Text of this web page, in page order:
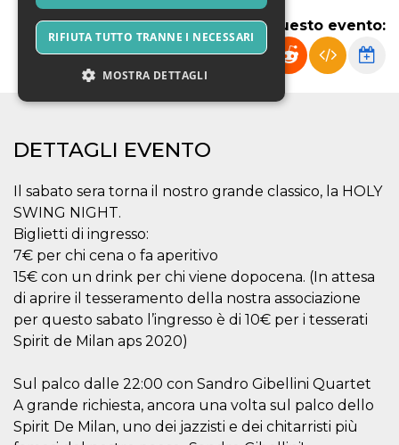
Condividi questo evento:
DETTAGLI EVENTO
Il sabato sera torna il nostro grande classico, la HOLY
SWING NIGHT.
Biglietti di ingresso:
7€ per chi cena o fa aperitivo
15€ con un drink per chi viene dopocena. (In attesa
di aprire il tesseramento della nostra associazione
per questo sabato l’ingresso è di 10€ per i tesserati
Spirit de Milan aps 2020)
Sul palco dalle 22:00 con Sandro Gibellini Quartet
A grande richiesta, ancora una volta sul palco dello
Spirit De Milan, uno dei jazzisti e dei chitarristi più
RIFIUTA TUTTO TRANNE I NECESSARI
MOSTRA DETTAGLI
indispensabili al funzionamento del sito. I
servizi qui presenti non potranno funzionare
senza.
Nome
Dominio
cf_clearance
Cloudflare,
Inc.
1 anno
Clearance
Cookie from
CloudFlare
stores the proof
captcha or
jschallenge
challenge if
present. It is
required to